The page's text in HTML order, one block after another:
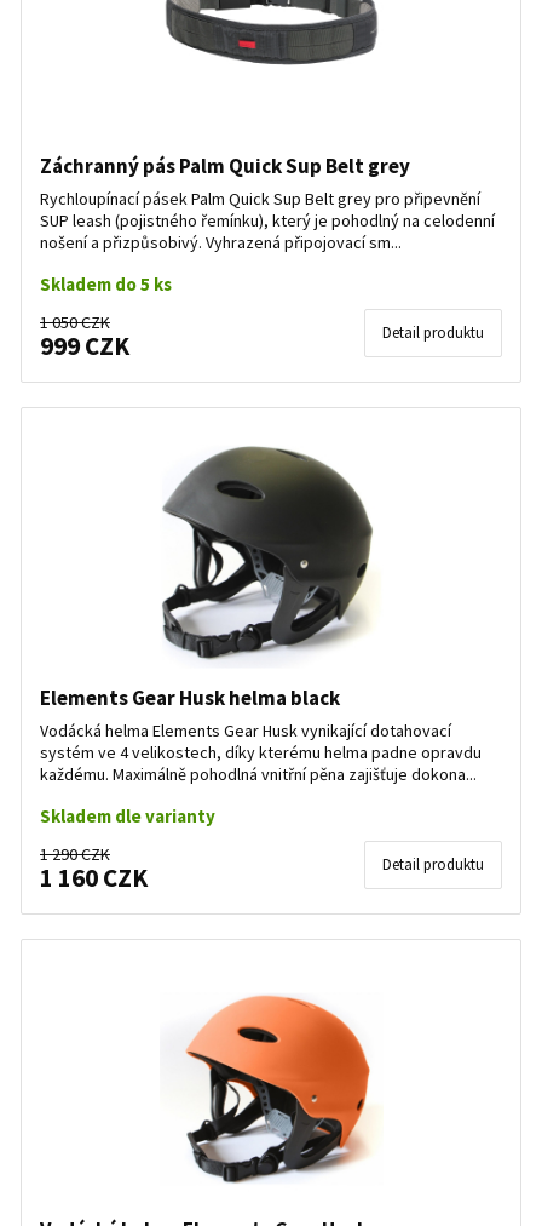
Záchranný pás Palm Quick Sup Belt grey
Rychloupínací pásek Palm Quick Sup Belt grey pro připevnění
SUP leash (pojistného řemínku), který je pohodlný na celodenní
nošení a přizpůsobivý. Vyhrazená připojovací sm...
Skladem do 5 ks
1 050 CZK
999 CZK Detail produktu
Elements Gear Husk helma black
Vodácká helma Elements Gear Husk vynikající dotahovací
systém ve 4 velikostech, díky kterému helma padne opravdu
každému. Maximálně pohodlná vnitřní pěna zajišťuje dokona...
Skladem dle varianty
1 290 CZK
1 160 CZK Detail produktu